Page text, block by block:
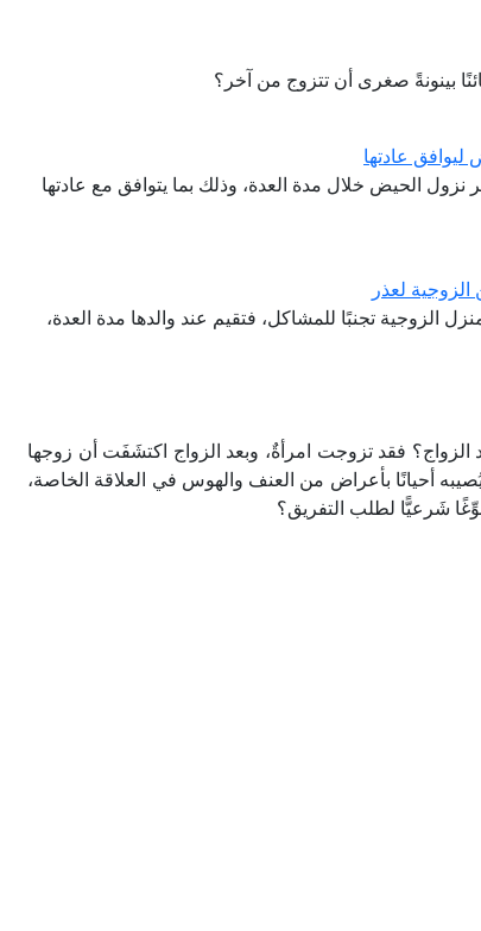
بينونةً صغرى أن تتزوج من آخر؟
ليوافق عادتها
نزول الحيض خلال مدة العدة، وذلك بما يتوافق مع عادتها
لعذر
الزوجية تجنبًا للمشاكل، فتقيم عند والدها مدة العدة،
فقد تزوجت امرأةٌ، وبعد الزواج اكتشَفَت أن زوجها
أحيانًا بأعراض من العنف والهوس في العلاقة الخاصة،
شَرعيًّا لطلب التفريق؟